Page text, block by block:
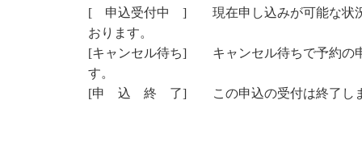
[ 申込受付中 ] 現在申し込みが可能な状況
おります。
[キャンセル待ち] キャンセル待ちで予約の
す。
[申 込 終 了] この申込の受付は終了し